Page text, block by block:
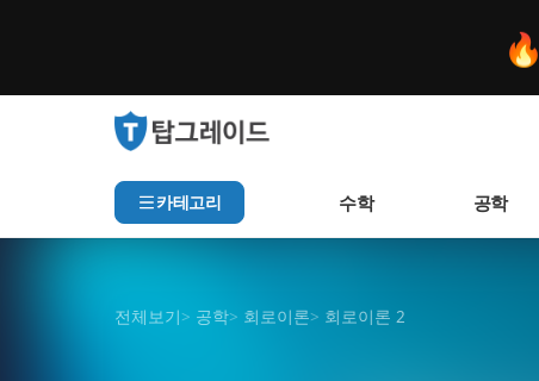
🔥
카테고리 수학 공학
전체보기> 공학> 회로이론> 회로이론 2